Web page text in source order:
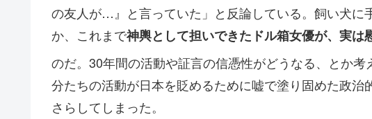
の友人が…』と言っていた」と反論している。飼い犬に
か、これまで神輿として担いできたドル箱女優が、実
のだ。30年間の活動や証言の信憑性がどうなる、とか考
分たちの活動が日本を貶めるために嘘で塗り固めた政
さらしてしまった。